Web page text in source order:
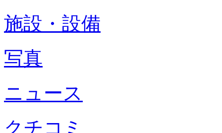
施設・設備
写真
ニュース
クチコミ